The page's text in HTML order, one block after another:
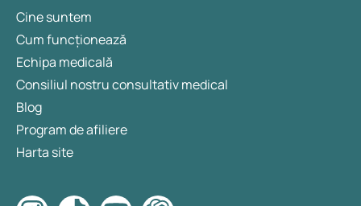
Cine suntem
Cum funcționează
Echipa medicală
Consiliul nostru consultativ medical
Blog
Program de afiliere
Harta site